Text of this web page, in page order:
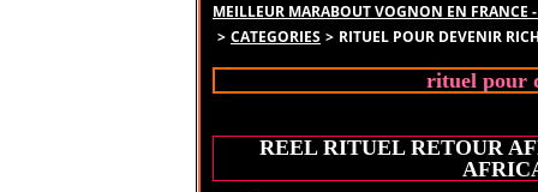
MEILLEUR MARABOUT VOGNON EN FRANCE
> CATEGORIES > RITUEL POUR DEVENIR
rituel pour
REEL RITUEL RETOUR